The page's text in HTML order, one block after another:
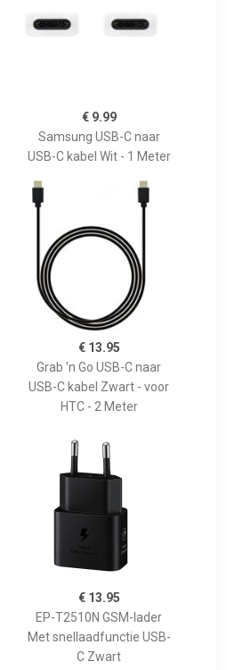
€ 9.99
Samsung USB-C naar
USB-C kabel Wit - 1 Meter
€ 13.95
Grab 'n Go USB-C naar
USB-C kabel Zwart - voor
HTC - 2 Meter
€ 13.95
EP-T2510N GSM-lader
Met snellaadfunctie USB-
C Zwart